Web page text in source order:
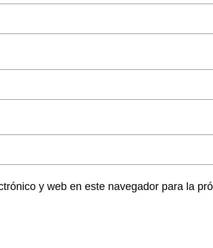
y web en este navegador para la